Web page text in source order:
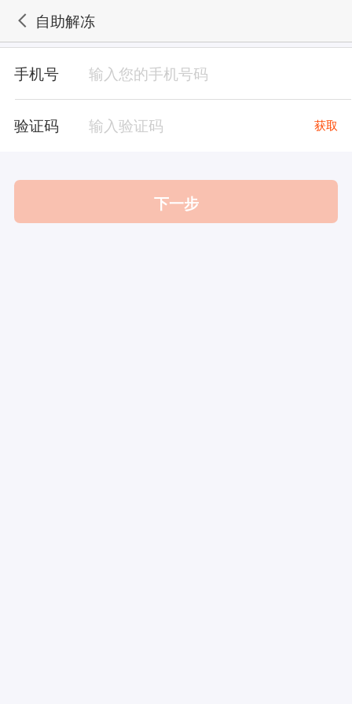
自助解冻
手机号 输入您的手机号码
验证码 输入验证码 获取
下一步